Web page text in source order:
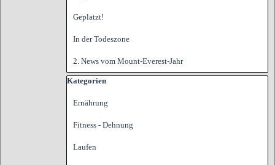
Geplatzt!
In der Todeszone
2. News vom Mount-Everest-Jahr
Block überspringen Kategorien
Kategorien
Ernährung
Fitness - Dehnung
Laufen